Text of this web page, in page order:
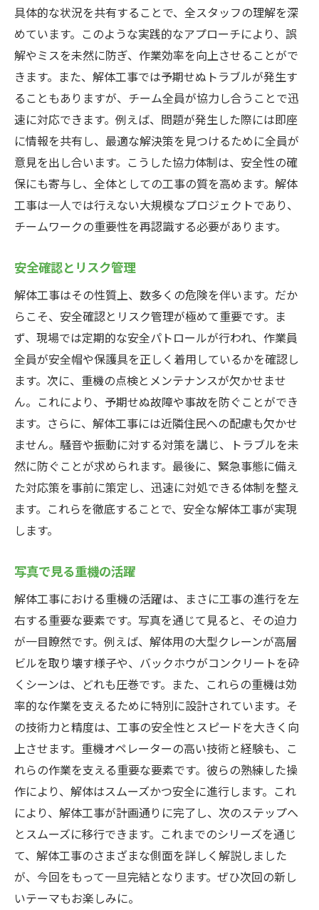
具体的な状況を共有することで、全スタッフの理解を深
めています。このような実践的なアプローチにより、誤
解やミスを未然に防ぎ、作業効率を向上させることがで
きます。また、解体工事では予期せぬトラブルが発生す
ることもありますが、チーム全員が協力し合うことで迅
速に対応できます。例えば、問題が発生した際には即座
に情報を共有し、最適な解決策を見つけるために全員が
意見を出し合います。こうした協力体制は、安全性の確
保にも寄与し、全体としての工事の質を高めます。解体
工事は一人では行えない大規模なプロジェクトであり、
チームワークの重要性を再認識する必要があります。
安全確認とリスク管理
解体工事はその性質上、数多くの危険を伴います。だか
らこそ、安全確認とリスク管理が極めて重要です。ま
ず、現場では定期的な安全パトロールが行われ、作業員
全員が安全帽や保護具を正しく着用しているかを確認し
ます。次に、重機の点検とメンテナンスが欠かせませ
ん。これにより、予期せぬ故障や事故を防ぐことができ
ます。さらに、解体工事には近隣住民への配慮も欠かせ
ません。騒音や振動に対する対策を講じ、トラブルを未
然に防ぐことが求められます。最後に、緊急事態に備え
た対応策を事前に策定し、迅速に対処できる体制を整え
ます。これらを徹底することで、安全な解体工事が実現
します。
写真で見る重機の活躍
解体工事における重機の活躍は、まさに工事の進行を左
右する重要な要素です。写真を通じて見ると、その迫力
が一目瞭然です。例えば、解体用の大型クレーンが高層
ビルを取り壊す様子や、バックホウがコンクリートを砕
くシーンは、どれも圧巻です。また、これらの重機は効
率的な作業を支えるために特別に設計されています。そ
の技術力と精度は、工事の安全性とスピードを大きく向
上させます。重機オペレーターの高い技術と経験も、こ
れらの作業を支える重要な要素です。彼らの熟練した操
作により、解体はスムーズかつ安全に進行します。これ
により、解体工事が計画通りに完了し、次のステップへ
とスムーズに移行できます。これまでのシリーズを通じ
て、解体工事のさまざまな側面を詳しく解説しました
が、今回をもって一旦完結となります。ぜひ次回の新し
いテーマもお楽しみに。